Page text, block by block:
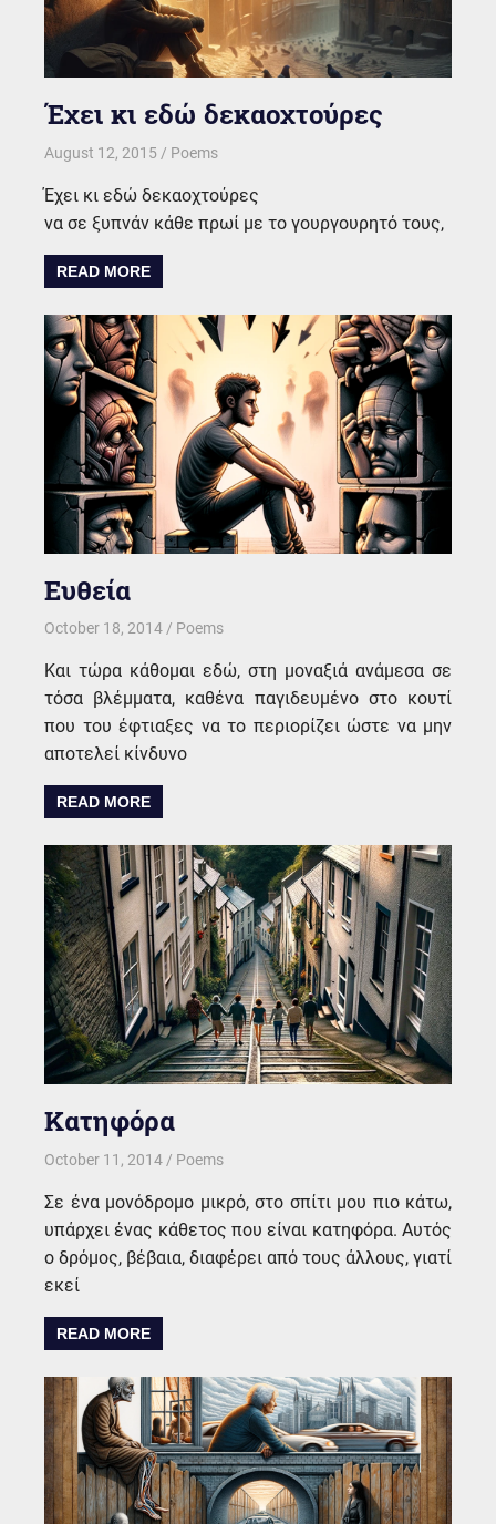
Έχει κι εδώ δεκαοχτούρες
August 12, 2015 kgk
Poems
Έχει κι εδώ δεκαοχτούρες
να σε ξυπνάν κάθε πρωί με το γουργουρητό τους,
READ MORE
Ευθεία
October 18, 2014 kgk
Poems
Και τώρα κάθομαι εδώ, στη μοναξιά ανάμεσα σε
τόσα βλέμματα, καθένα παγιδευμένο στο κουτί
που του έφτιαξες να το περιορίζει ώστε να μην
αποτελεί κίνδυνο
READ MORE
Κατηφόρα
October 11, 2014 kgk
Poems
Σε ένα μονόδρομο μικρό, στο σπίτι μου πιο κάτω,
υπάρχει ένας κάθετος που είναι κατηφόρα. Αυτός
ο δρόμος, βέβαια, διαφέρει από τους άλλους, γιατί
εκεί
READ MORE